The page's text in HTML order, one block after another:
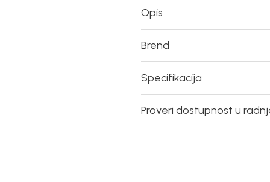
Opis
Brend
Specifikacija
Proveri dostupnost u